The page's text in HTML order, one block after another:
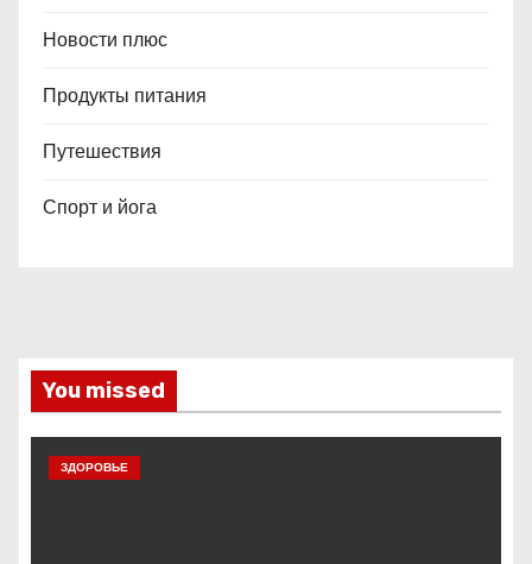
Новости плюс
Продукты питания
Путешествия
Спорт и йога
You missed
ЗДОРОВЬЕ